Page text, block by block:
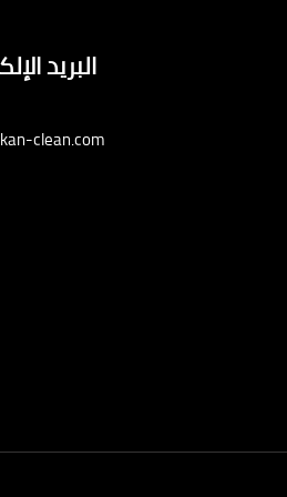
البريد
clean.com